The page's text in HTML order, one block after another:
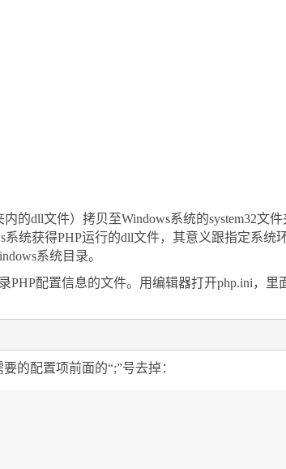
的dll文件）拷贝至Windows系统的system32文件
统获得PHP运行的dll文件，其意义跟指定系统
系统目录。
PHP配置信息的文件。用编辑器打开php.ini，里
的配置项前面的“;”号去掉：